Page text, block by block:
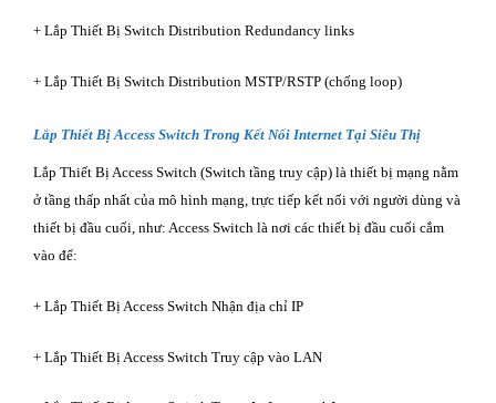
+ Lắp Thiết Bị Switch Distribution Redundancy links
+ Lắp Thiết Bị Switch Distribution MSTP/RSTP (chống loop)
Lắp Thiết Bị Access Switch Trong Kết Nối Internet Tại Siêu Thị
Lắp Thiết Bị Access Switch (Switch tầng truy cập) là thiết bị mạng nằm
ở tầng thấp nhất của mô hình mạng, trực tiếp kết nối với người dùng và
thiết bị đầu cuối, như: Access Switch là nơi các thiết bị đầu cuối cắm
vào để:
+ Lắp Thiết Bị Access Switch Nhận địa chỉ IP
+ Lắp Thiết Bị Access Switch Truy cập vào LAN